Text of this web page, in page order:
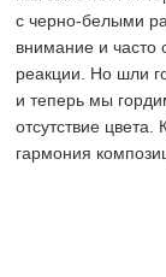
с черно-белыми
внимание и часто
реакции. Но шли
и теперь мы
отсутствие
гармония